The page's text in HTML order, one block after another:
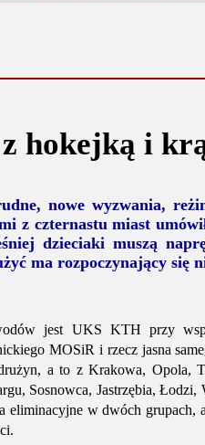
hokejką i
nowe wyzwania,
z czternastu miast
dzieciaki muszą
ma rozpoczynający
jest UKS KTH przy
MOSiR i rzecz jasna
a to z Krakowa, Opola,
Sosnowca, Jastrzębia,
eliminacyjne w dwóch